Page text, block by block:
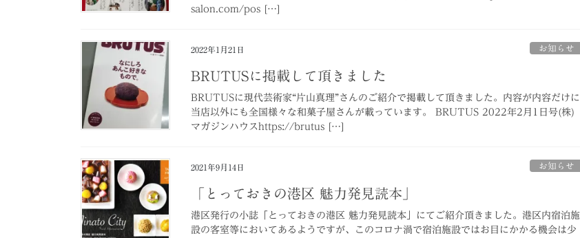
salon.com/pos […]
2022年1月21日 お知らせ
BRUTUSに掲載して頂きました
BRUTUSに現代芸術家“片山真理”さんのご紹介で掲載して頂きました。内容が内容だけに
当店以外にも全国様々な和菓子屋さんが載っています。 BRUTUS 2022年2月1日号(株)
マガジンハウスhttps://brutus […]
2021年9月14日 お知らせ
「とっておきの港区 魅力発見読本」
港区発行の小誌「とっておきの港区 魅力発見読本」にてご紹介頂きました。港区内宿泊施
設の客室等においてあるようですが、このコロナ渦で宿泊施設ではお目にかかる機会は少